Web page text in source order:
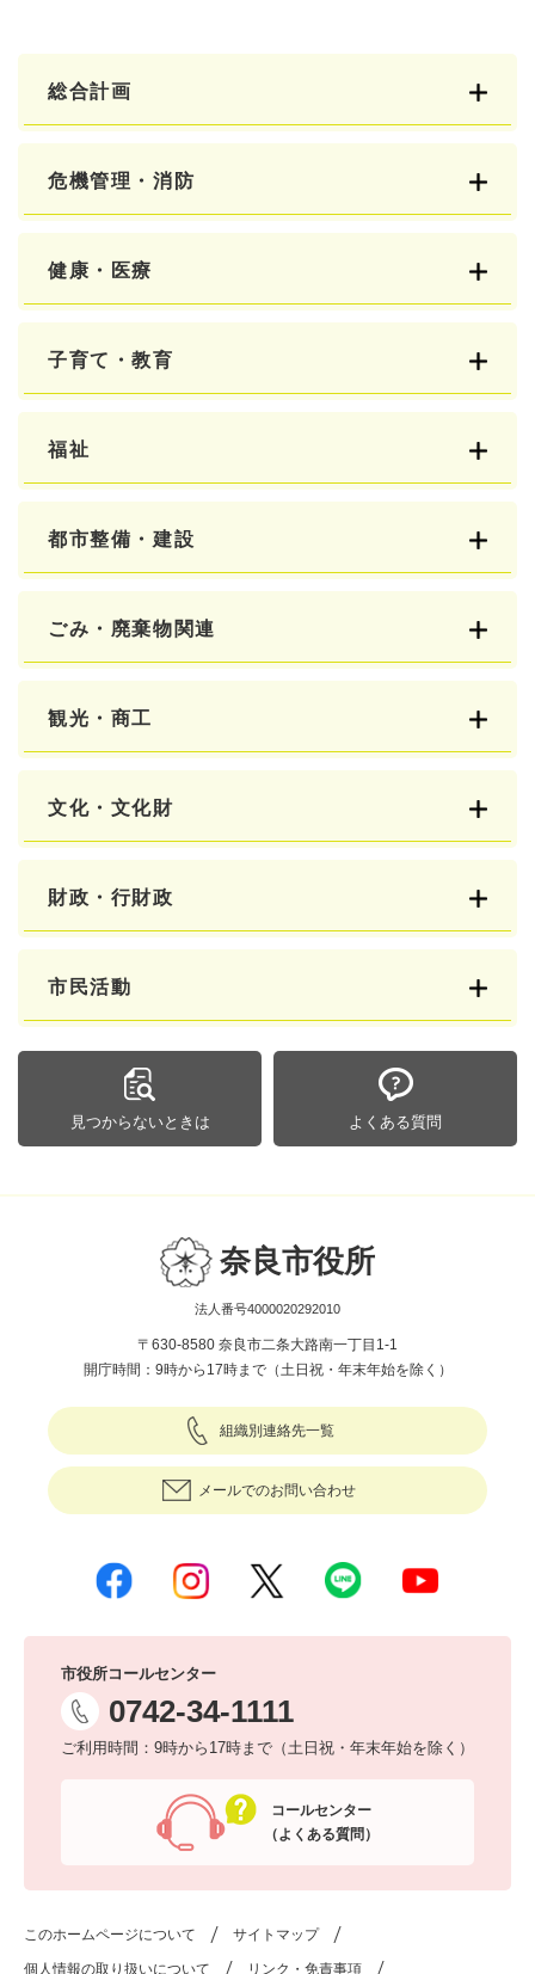
総合計画
危機管理・消防
健康・医療
子育て・教育
福祉
都市整備・建設
ごみ・廃棄物関連
観光・商工
文化・文化財
財政・行財政
市民活動
見つからないときは よくある質問
奈良市役所
法人番号4000020292010
〒630-8580 奈良市二条大路南一丁目1-1
開庁時間：9時から17時まで（土日祝・年末年始を除く）
組織別連絡先一覧
メールでのお問い合わせ
市役所コールセンター
0742-34-1111
ご利用時間：9時から17時まで（土日祝・年末年始を除く）
コールセンター
（よくある質問）
このホームページについて サイトマップ
個人情報の取り扱いについて リンク・免責事項